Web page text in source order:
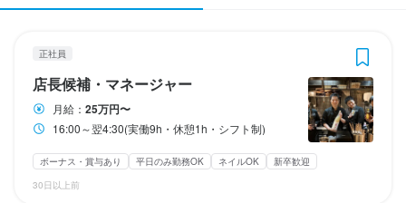
掲載をご検討の店舗様へ
プライバシーポリシー
正社員
店長候補・マネージャー
月給： 25万円〜
16:00～翌4:30(実働9h・休憩1h・シフト制)
ボーナス・賞与あり 平日のみ勤務OK ネイルOK
新卒歓迎
30日以上前
店長候補・マネージャー
月給250,000円〜
ボーナス・賞与あり 昇給あり 交通費支給
資格手当・スキル手当あり
インセンティブあり
給与手渡しOK 給与前払いOK
ホールスタッフ・サービススタッフ
時給1,330円〜
ボーナス・賞与あり 昇給あり 交通費支給 給与手渡しOK 扶養内勤務OK
給与補足